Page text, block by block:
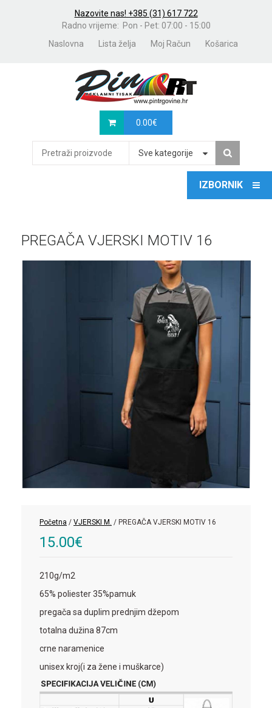
Nazovite nas! +385 (31) 617 722
Radno vrijeme: Pon - Pet: 07:00 - 15:00
Naslovna
Lista želja Moj Račun Košarica
0.00€
Sve kategorije
PREGAČA VJERSKI MOTIV 16
Početna / VJERSKI M. / PREGAČA VJERSKI MOTIV 16
15.00€
210g/m2
65% poliester 35%pamuk
pregača sa duplim prednjim džepom
totalna dužina 87cm
crne naramenice
unisex kroj(i za žene i muškarce)